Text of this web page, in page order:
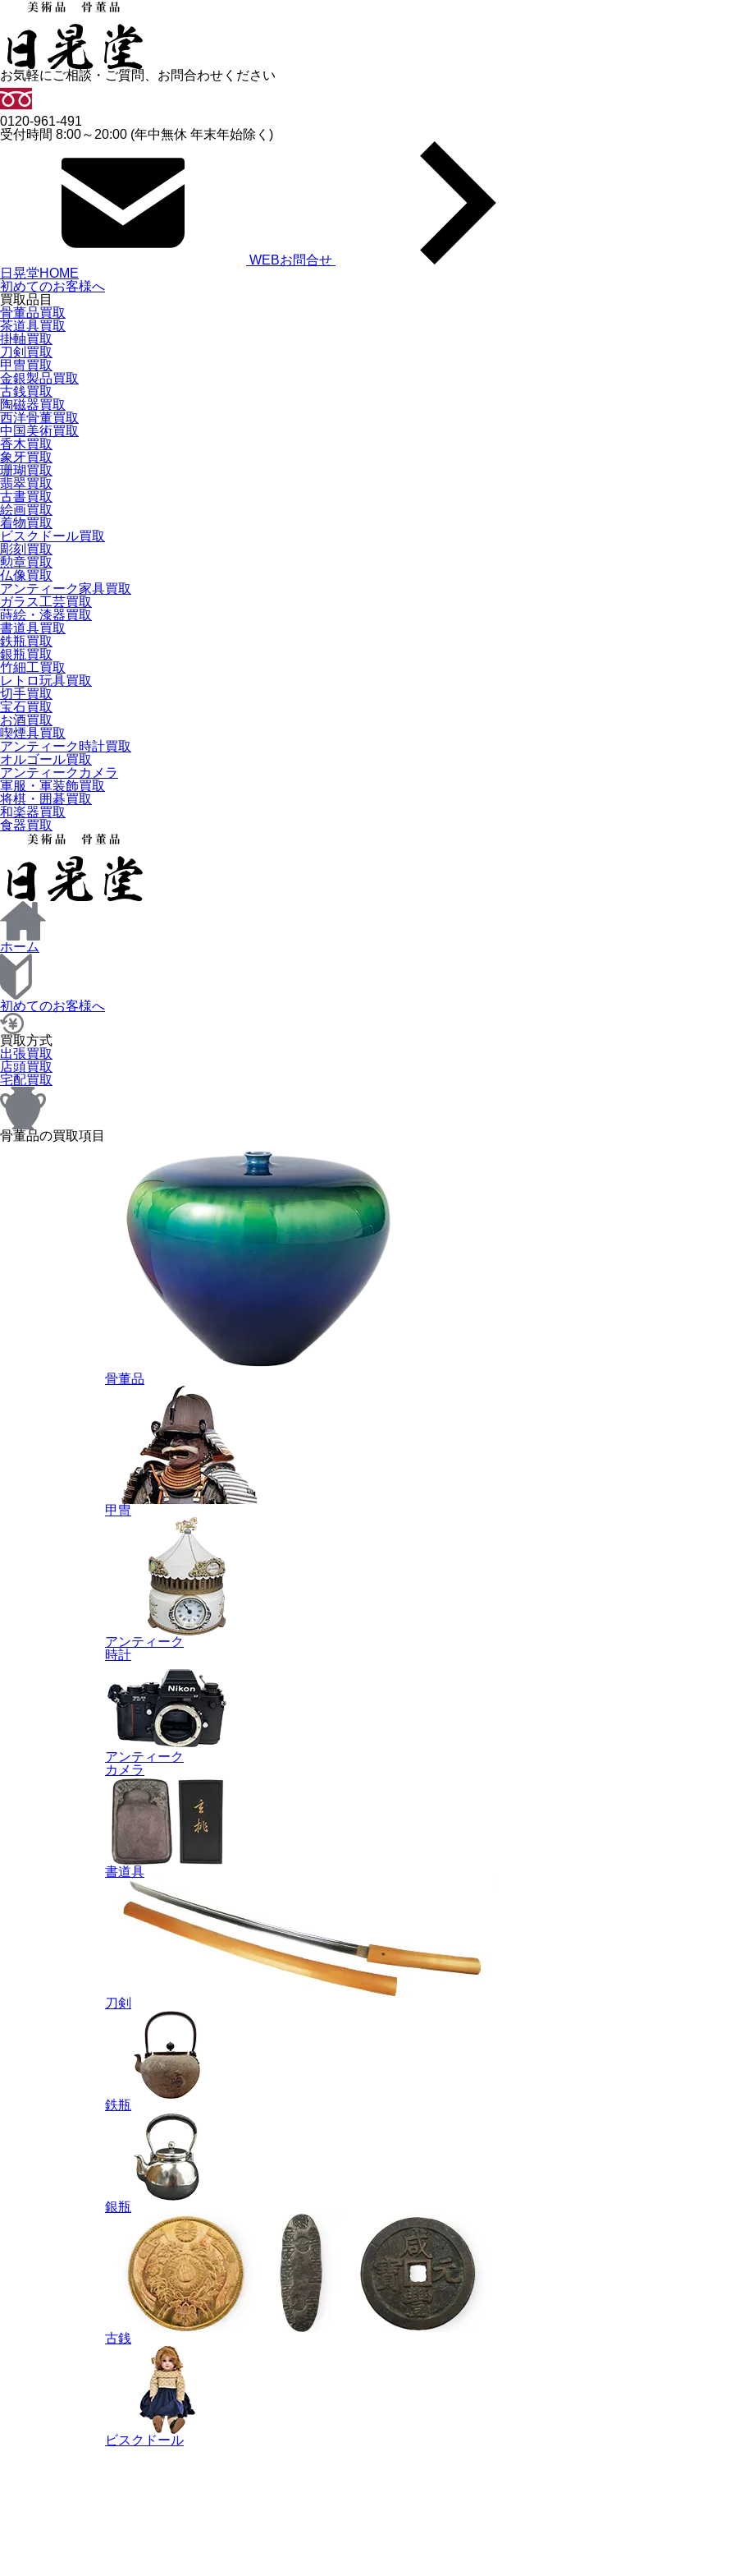
お気軽にご相談・ご質問、お問合わせください
0120-961-491
受付時間 8:00～20:00 (年中無休 年末年始除く)
WEBお問合せ
日晃堂HOME
初めてのお客様へ
買取品目
骨董品買取
茶道具買取
掛軸買取
刀剣買取
甲冑買取
金銀製品買取
古銭買取
陶磁器買取
西洋骨董買取
中国美術買取
香木買取
象牙買取
珊瑚買取
翡翠買取
古書買取
絵画買取
着物買取
ビスクドール買取
彫刻買取
勲章買取
仏像買取
アンティーク家具買取
ガラス工芸買取
蒔絵・漆器買取
書道具買取
鉄瓶買取
銀瓶買取
竹細工買取
レトロ玩具買取
切手買取
宝石買取
お酒買取
喫煙具買取
アンティーク時計買取
オルゴール買取
アンティークカメラ
軍服・軍装飾買取
将棋・囲碁買取
和楽器買取
食器買取
ホーム
初めてのお客様へ
買取方式
出張買取
店頭買取
宅配買取
骨董品の買取項目
骨董品
甲冑
アンティーク
時計
アンティーク
カメラ
書道具
刀剣
鉄瓶
銀瓶
古銭
ビスクドール